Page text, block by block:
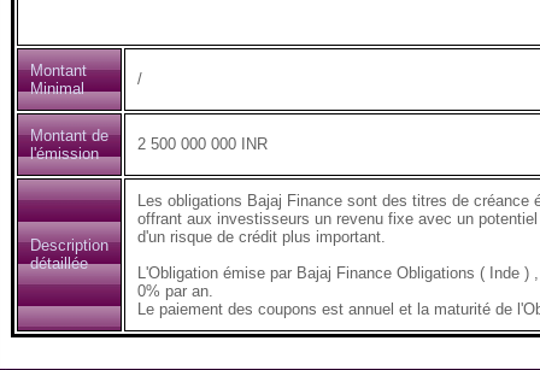
Montant
Minimal
/
Montant de
l'émission
2 500 000 000 INR
Description
détaillée
Les obligations Bajaj Finance sont des titres de
offrant aux investisseurs un revenu fixe avec un
d'un risque de crédit plus important.
L'Obligation émise par Bajaj Finance Obligations ( Inde
0% par an.
Le paiement des coupons est annuel et la maturité de